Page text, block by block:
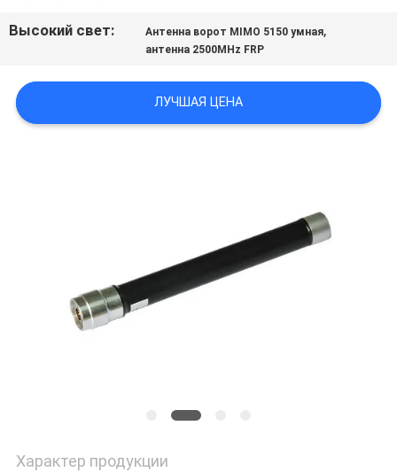
САЙТА
PRIVACY
POLICY
Высокий свет: Антенна ворот MIMO 5150 умная,
антенна 2500MHz FRP
ЛУЧШАЯ ЦЕНА
Характер продукции